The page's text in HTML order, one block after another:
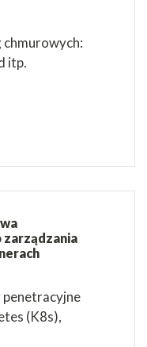
chmurowych:
itp.
zarządzania
(K8s),